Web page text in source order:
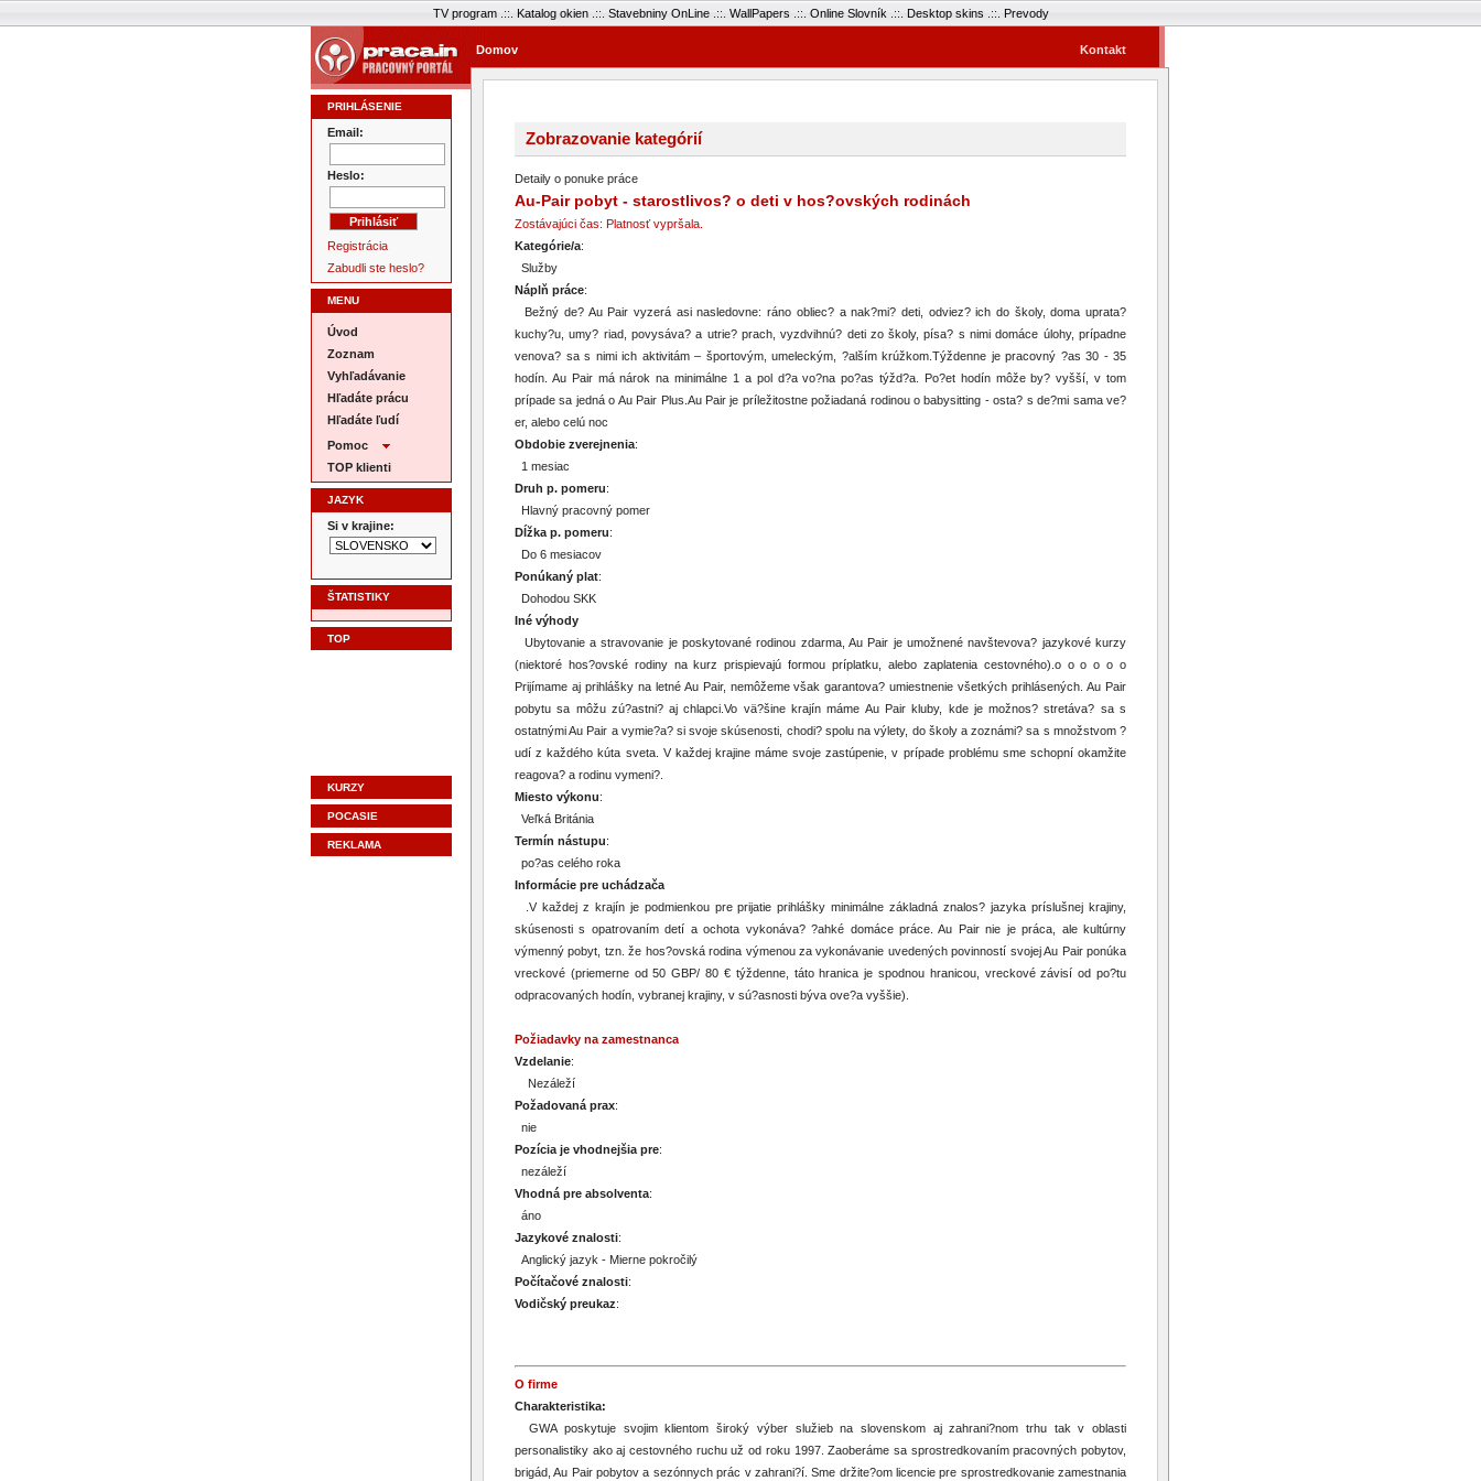
TV program.::. Katalog okien.::. Stavebniny OnLine.::. WallPapers .::. Online Slovník .::. Desktop skins .::. Prevody
Domov Kontakt
PRIHLÁSENIE
Email:
Heslo:
Registrácia
Zabudli ste heslo?
MENU
Úvod
Zoznam
Vyhľadávanie
Hľadáte prácu
Hľadáte ľudí
Pomoc
TOP klienti
JAZYK
Si v krajine:
ŠTATISTIKY
TOP
KURZY
POCASIE
REKLAMA
Zobrazovanie kategórií
Detaily o ponuke práce
Au-Pair pobyt - starostlivos? o deti v hos?ovských rodinách
Zostávajúci čas: Platnosť vypršala.
Kategórie/a:
Služby
Náplň práce:
Bežný de? Au Pair vyzerá asi nasledovne: ráno obliec? a nak?mi? deti, odviez? ich do školy, doma uprata?
kuchy?u, umy? riad, povysáva? a utrie? prach, vyzdvihnú? deti zo školy, písa? s nimi domáce úlohy, prípadne
venova? sa s nimi ich aktivitám – športovým, umeleckým, ?alším krúžkom.Týždenne je pracovný ?as 30 - 35
hodín. Au Pair má nárok na minimálne 1 a pol d?a vo?na po?as týžd?a. Po?et hodín môže by? vyšší, v tom
prípade sa jedná o Au Pair Plus.Au Pair je príležitostne požiadaná rodinou o babysitting - osta? s de?mi sama ve?
er, alebo celú noc
Obdobie zverejnenia:
1 mesiac
Druh p. pomeru:
Hlavný pracovný pomer
Dĺžka p. pomeru:
Do 6 mesiacov
Ponúkaný plat:
Dohodou SKK
Iné výhody
Ubytovanie a stravovanie je poskytované rodinou zdarma, Au Pair je umožnené navštevova? jazykové kurzy
(niektoré hos?ovské rodiny na kurz prispievajú formou príplatku, alebo zaplatenia cestovného).o o o o o o
Prijímame aj prihlášky na letné Au Pair, nemôžeme však garantova? umiestnenie všetkých prihlásených. Au Pair
pobytu sa môžu zú?astni? aj chlapci.Vo vä?šine krajín máme Au Pair kluby, kde je možnos? stretáva? sa s
ostatnými Au Pair a vymie?a? si svoje skúsenosti, chodi? spolu na výlety, do školy a zoznámi? sa s množstvom ?
udí z každého kúta sveta. V každej krajine máme svoje zastúpenie, v prípade problému sme schopní okamžite
reagova? a rodinu vymeni?.
Miesto výkonu:
Veľká Británia
Termín nástupu:
po?as celého roka
Informácie pre uchádzača
.V každej z krajín je podmienkou pre prijatie prihlášky minimálne základná znalos? jazyka príslušnej krajiny,
skúsenosti s opatrovaním detí a ochota vykonáva? ?ahké domáce práce. Au Pair nie je práca, ale kultúrny
výmenný pobyt, tzn. že hos?ovská rodina výmenou za vykonávanie uvedených povinností svojej Au Pair ponúka
vreckové (priemerne od 50 GBP/ 80 € týždenne, táto hranica je spodnou hranicou, vreckové závisí od po?tu
odpracovaných hodín, vybranej krajiny, v sú?asnosti býva ove?a vyššie).
Požiadavky na zamestnanca
Vzdelanie:
Nezáleží
Požadovaná prax:
nie
Pozícia je vhodnejšia pre:
nezáleží
Vhodná pre absolventa:
áno
Jazykové znalosti:
Anglický jazyk - Mierne pokročilý
Počítačové znalosti:
Vodičský preukaz:
O firme
Charakteristika:
GWA poskytuje svojim klientom široký výber služieb na slovenskom aj zahrani?nom trhu tak v oblasti
personalistiky ako aj cestovného ruchu už od roku 1997. Zaoberáme sa sprostredkovaním pracovných pobytov,
brigád, Au Pair pobytov a sezónnych prác v zahrani?í. Sme držite?om licencie pre sprostredkovanie zamestnania